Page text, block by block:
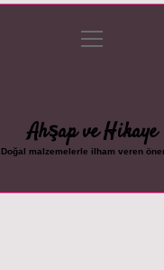
Gizlilik Politikası
menüyü
aç
Ahşap ve Hikaye
Doğal malzemelerle ilham veren